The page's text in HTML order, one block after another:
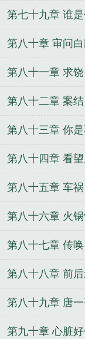
第七十九章 谁
第八十章 审问
第八十一章 求饶
第八十二章 案结
第八十三章 你
第八十四章 看
第八十五章 车祸
第八十六章 火
第八十七章 传唤
第八十八章 前
第八十九章 唐
第九十章 心脏